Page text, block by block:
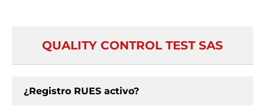
QUALITY CONTROL TEST SAS
¿Registro RUES activo?